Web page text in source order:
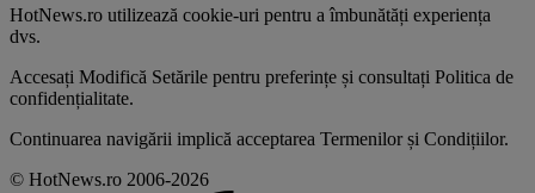
HotNews.ro utilizează cookie-uri pentru a îmbunătăți experiența
dvs.
Accesați Modifică Setările pentru preferințe și consultați Politica de
confidențialitate.
Continuarea navigării implică acceptarea Termenilor și Condițiilor.
© HotNews.ro 2006-2026